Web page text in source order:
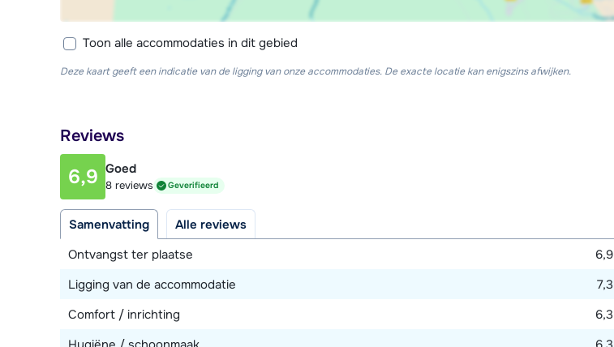
Toon alle accommodaties in dit gebied
Deze kaart geeft een indicatie van de ligging van onze accommodaties. De exacte locatie kan enigszins afwijken.
Reviews
6,9 Goed
8 reviews Geverifieerd
Samenvatting
Alle reviews
Ontvangst ter plaatse
6,9
Ligging van de accommodatie
7,3
Comfort / inrichting
6,3